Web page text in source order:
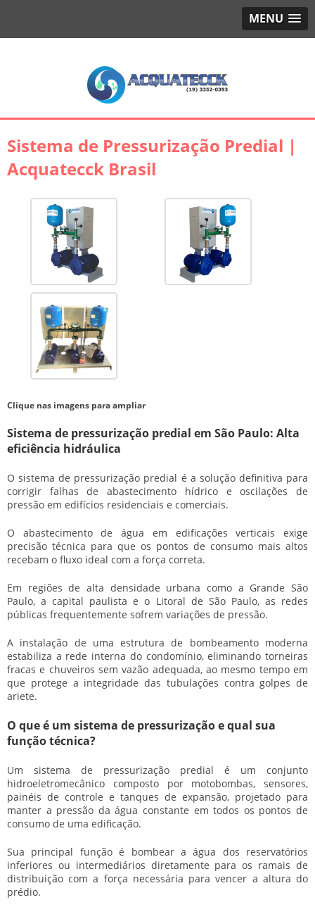
MENU
Sistema de Pressurização Predial |
Acquatecck Brasil
Clique nas imagens para ampliar
Sistema de pressurização predial em São Paulo: Alta
eficiência hidráulica
O sistema de pressurização predial é a solução definitiva para
corrigir falhas de abastecimento hídrico e oscilações de
pressão em edifícios residenciais e comerciais.
O abastecimento de água em edificações verticais exige
precisão técnica para que os pontos de consumo mais altos
recebam o fluxo ideal com a força correta.
Em regiões de alta densidade urbana como a Grande São
Paulo, a capital paulista e o Litoral de São Paulo, as redes
públicas frequentemente sofrem variações de pressão.
A instalação de uma estrutura de bombeamento moderna
estabiliza a rede interna do condomínio, eliminando torneiras
fracas e chuveiros sem vazão adequada, ao mesmo tempo em
que protege a integridade das tubulações contra golpes de
ariete.
O que é um sistema de pressurização e qual sua
função técnica?
Um sistema de pressurização predial é um conjunto
hidroeletromecânico composto por motobombas, sensores,
painéis de controle e tanques de expansão, projetado para
manter a pressão da água constante em todos os pontos de
consumo de uma edificação.
Sua principal função é bombear a água dos reservatórios
inferiores ou intermediários diretamente para os ramais de
distribuição com a força necessária para vencer a altura do
prédio.